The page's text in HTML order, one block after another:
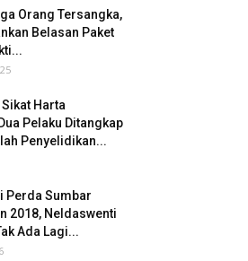
Orang Tersangka,
Belasan Paket
Harta
Pelaku Ditangkap
Penyelidikan...
Perda Sumbar
2018, Neldaswenti
Ada Lagi...